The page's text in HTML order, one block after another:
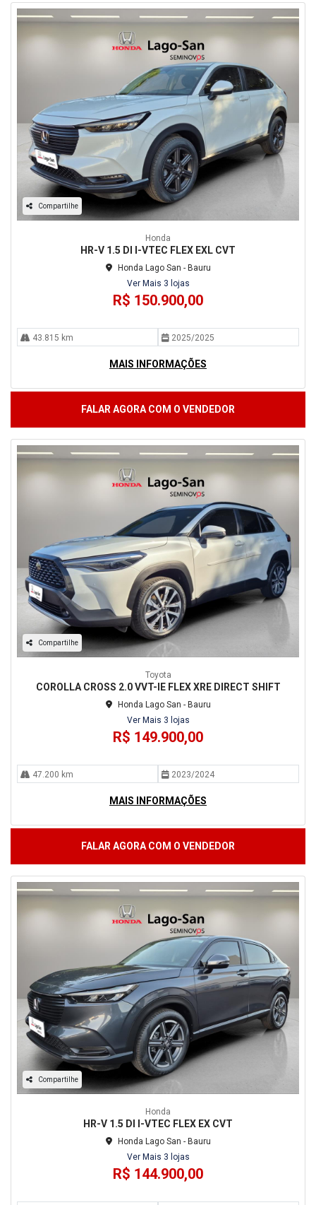
Compartilhe
Honda
HR-V 1.5 DI I-VTEC FLEX EXL CVT
Honda Lago San - Bauru
Ver Mais 3 lojas
R$ 150.900,00
43.815 km 2025/2025
MAIS INFORMAÇÕES
FALAR AGORA COM O VENDEDOR
Compartilhe
Toyota
COROLLA CROSS 2.0 VVT-IE FLEX XRE DIRECT SHIFT
Honda Lago San - Bauru
Ver Mais 3 lojas
R$ 149.900,00
47.200 km 2023/2024
MAIS INFORMAÇÕES
FALAR AGORA COM O VENDEDOR
Compartilhe
Honda
HR-V 1.5 DI I-VTEC FLEX EX CVT
Honda Lago San - Bauru
Ver Mais 3 lojas
R$ 144.900,00